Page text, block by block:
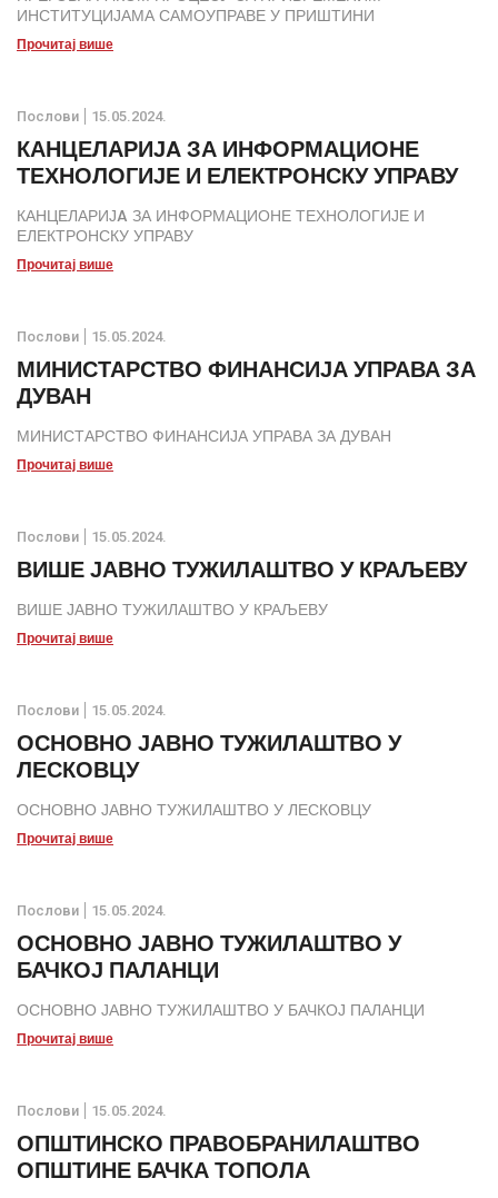
ИНСТИТУЦИЈАМА САМОУПРАВЕ У ПРИШТИНИ
Прочитај више
Послови 15.05.2024.
КАНЦЕЛАРИЈA ЗА ИНФОРМАЦИОНЕ
ТЕХНОЛОГИЈЕ И ЕЛЕКТРОНСКУ УПРАВУ
КАНЦЕЛАРИЈA ЗА ИНФОРМАЦИОНЕ ТЕХНОЛОГИЈЕ И
ЕЛЕКТРОНСКУ УПРАВУ
Прочитај више
Послови 15.05.2024.
МИНИСТАРСТВО ФИНАНСИЈА УПРАВА ЗА
ДУВАН
МИНИСТАРСТВО ФИНАНСИЈА УПРАВА ЗА ДУВАН
Прочитај више
Послови 15.05.2024.
ВИШЕ ЈАВНО ТУЖИЛАШТВО У КРАЉЕВУ
ВИШЕ ЈАВНО ТУЖИЛАШТВО У КРАЉЕВУ
Прочитај више
Послови 15.05.2024.
ОСНОВНО ЈАВНО ТУЖИЛАШТВО У
ЛЕСКОВЦУ
ОСНОВНО ЈАВНО ТУЖИЛАШТВО У ЛЕСКОВЦУ
Прочитај више
Послови 15.05.2024.
ОСНОВНО ЈАВНО ТУЖИЛАШТВО У
БАЧКОЈ ПАЛАНЦИ
ОСНОВНО ЈАВНО ТУЖИЛАШТВО У БАЧКОЈ ПАЛАНЦИ
Прочитај више
Послови 15.05.2024.
ОПШТИНСКО ПРАВОБРАНИЛАШТВО
ОПШТИНЕ БАЧКА ТОПОЛА